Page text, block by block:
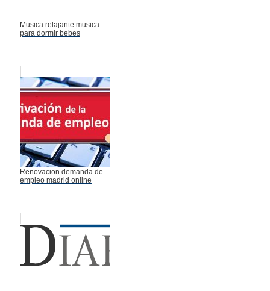
Musica relajante musica
para dormir bebes
Renovacion demanda de
empleo madrid online